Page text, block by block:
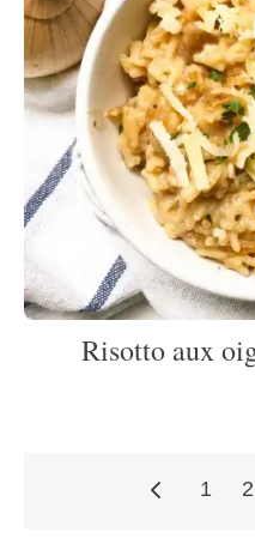
Risotto aux
Pagination 1 2